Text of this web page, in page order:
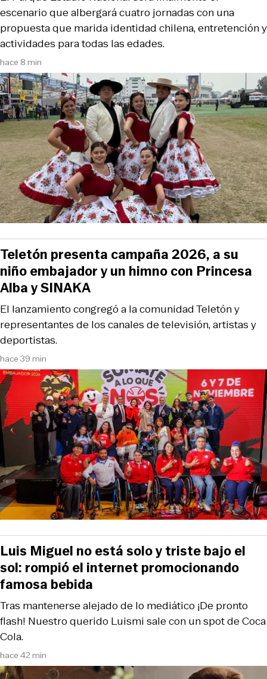
hace 8 min
escenario que albergará cuatro jornadas con una
propuesta que marida identidad chilena, entretención y
actividades para todas las edades.
hace 39 min
El lanzamiento congregó a la comunidad Teletón y
representantes de los canales de televisión, artistas y
deportistas.
Teletón presenta campaña 2026, a su
niño embajador y un himno con Princesa
Alba y SINAKA
hace 42 min
Tras mantenerse alejado de lo mediático ¡De pronto
flash! Nuestro querido Luismi sale con un spot de Coca
Cola.
Luis Miguel no está solo y triste bajo el
sol: rompió el internet promocionando
famosa bebida